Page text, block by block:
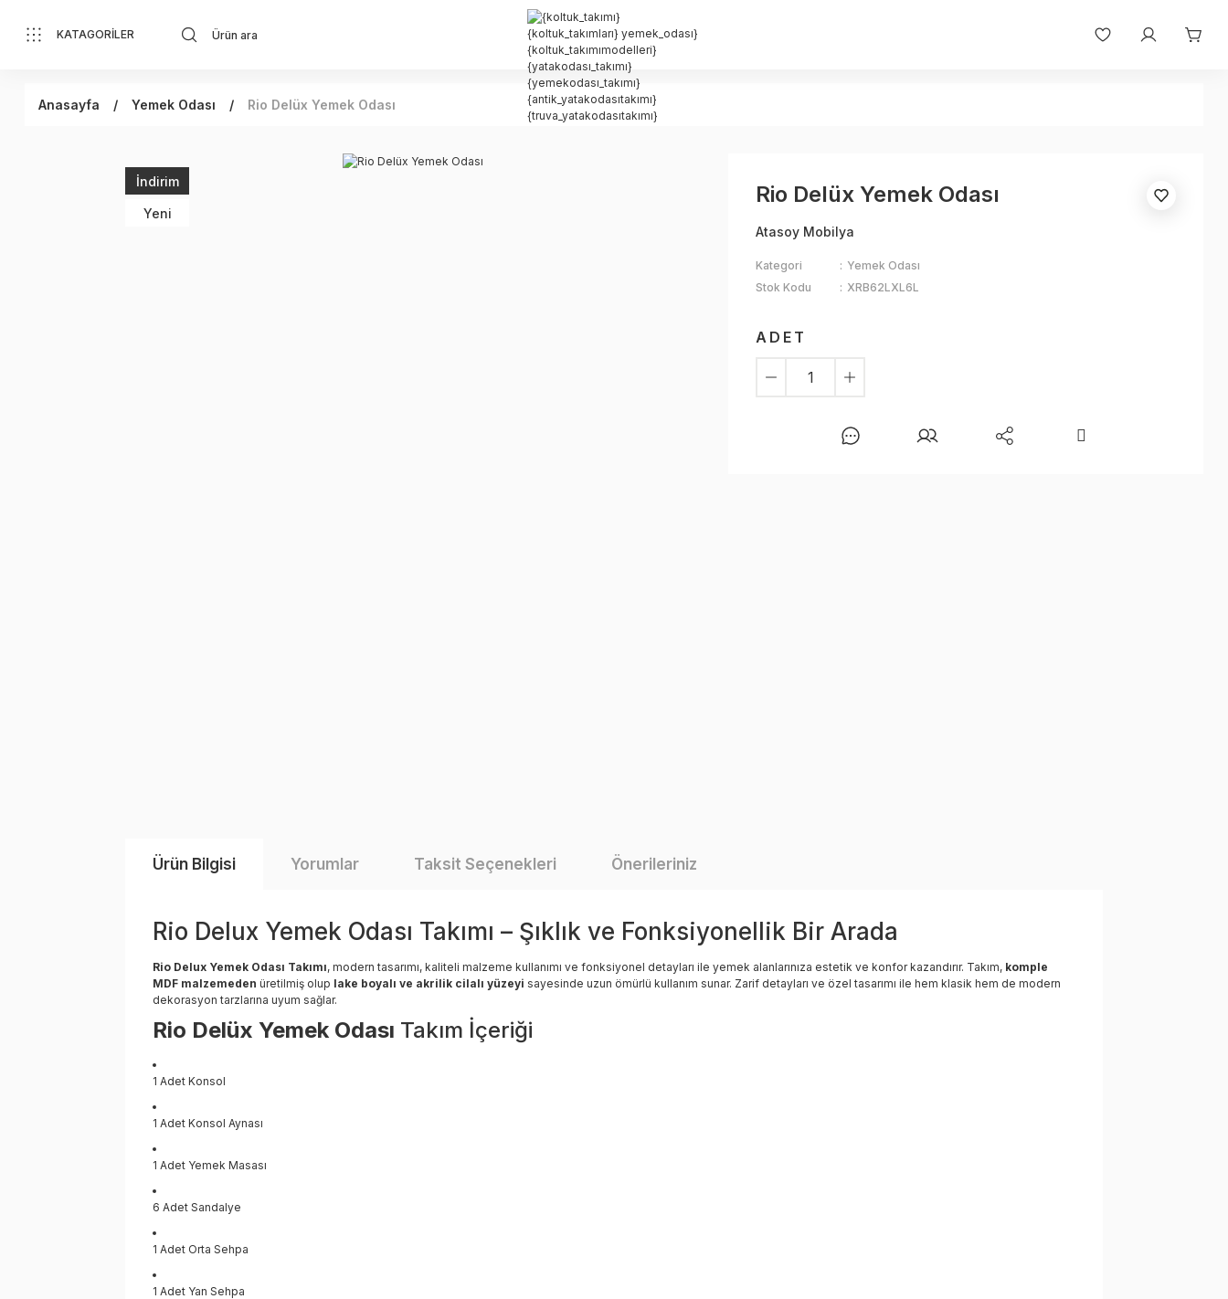
KATAGORİLER
Anasayfa Yemek Odası Rio Delüx Yemek Odası
İndirim
Yeni
Rio Delüx Yemek Odası
Atasoy Mobilya
Kategori
Yemek Odası
Stok Kodu
XRB62LXL6L
ADET
Ürün Bilgisi Yorumlar Taksit Seçenekleri Önerileriniz
Rio Delux Yemek Odası Takımı – Şıklık ve Fonksiyonellik Bir Arada
Rio Delux Yemek Odası Takımı, modern tasarımı, kaliteli malzeme kullanımı ve fonksiyonel detayları ile yemek alanlarınıza estetik ve konfor kazandırır. Takım, komple
MDF malzemeden üretilmiş olup lake boyalı ve akrilik cilalı yüzeyi sayesinde uzun ömürlü kullanım sunar. Zarif detayları ve özel tasarımı ile hem klasik hem de modern
dekorasyon tarzlarına uyum sağlar.
Rio Delüx Yemek Odası Takım İçeriği
1 Adet Konsol
1 Adet Konsol Aynası
1 Adet Yemek Masası
6 Adet Sandalye
1 Adet Orta Sehpa
1 Adet Yan Sehpa